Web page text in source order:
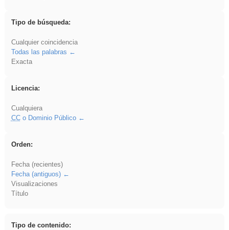
Tipo de búsqueda:
Cualquier coincidencia
Todas las palabras
Exacta
Licencia:
Cualquiera
CCo Dominio Público
Orden:
Fecha (recientes)
Fecha (antiguos)
Visualizaciones
Título
Tipo de contenido: